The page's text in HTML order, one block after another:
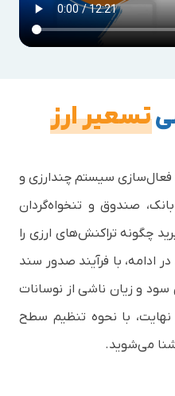
تسعیر ارز
فعال‌سازی سیستم چندارزی و
صندوق و تنخواه‌گردان
چگونه تراکنش‌های ارزی را
ادامه، با فرآیند صدور سند
و زیان ناشی از نوسانات
با نحوه تنظیم سطح
می‌شوید.